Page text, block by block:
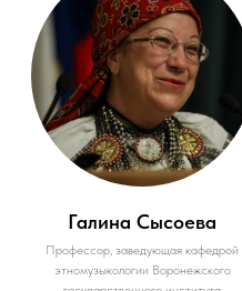
Галина Сысоева
Профессор, заведующая кафедрой
этномузыкологии Воронежского